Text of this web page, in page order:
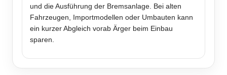
und die Ausführung der Bremsanlage. Bei alten
Fahrzeugen, Importmodellen oder Umbauten kann
ein kurzer Abgleich vorab Ärger beim Einbau
sparen.